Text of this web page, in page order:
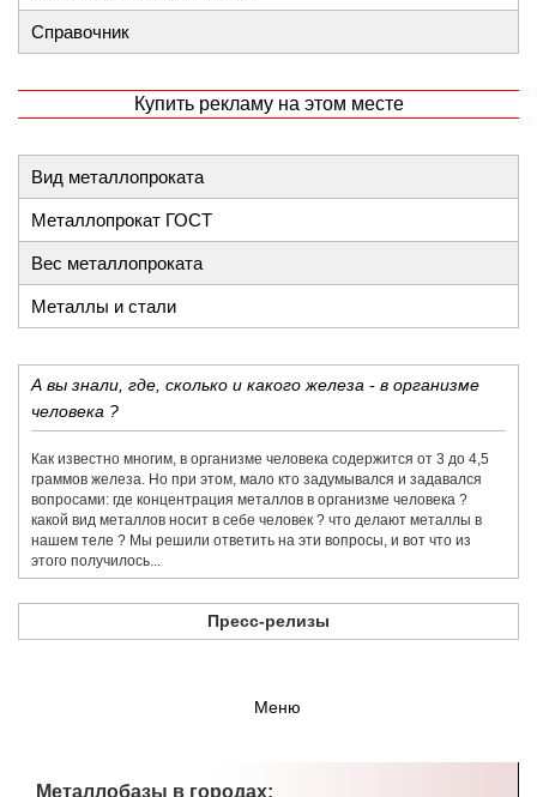
Справочник
Купить рекламу на этом месте
Вид металлопроката
Металлопрокат ГОСТ
Вес металлопроката
Металлы и стали
А вы знали, где, сколько и какого железа - в организме
человека ?
Как известно многим, в организме человека содержится от 3 до 4,5
граммов железа. Но при этом, мало кто задумывался и задавался
вопросами: где концентрация металлов в организме человека ?
какой вид металлов носит в себе человек ? что делают металлы в
нашем теле ? Мы решили ответить на эти вопросы, и вот что из
этого получилось...
Пресс-релизы
Меню
Металлобазы в городах: